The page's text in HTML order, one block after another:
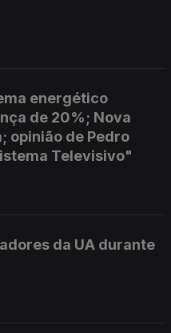
energético
de 20%; Nova
opinião de Pedro
Televisivo"
da UA durante